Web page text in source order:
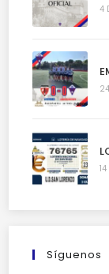
4
Síguenos